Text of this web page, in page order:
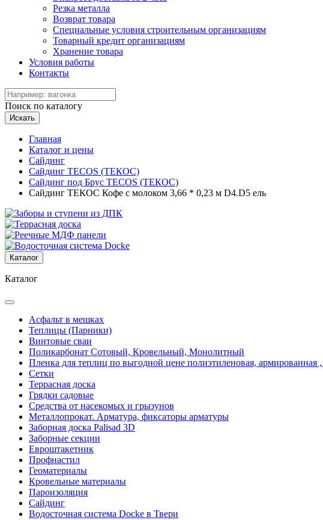
Резка металла
Возврат товара
Специальные условия строительным организациям
Товарный кредит организациям
Хранение товара
Условия работы
Контакты
Поиск по каталогу
Искать
Главная
Каталог и цены
Сайдинг
Сайдинг TECOS (ТЕКОС)
Сайдинг под Брус TECOS (ТЕКОС)
Сайдинг ТЕКОС Кофе с молоком 3,66 * 0,23 м D4.D5 ель
Каталог
Каталог
Асфальт в мешках
Теплицы (Парники)
Винтовые сваи
Поликарбонат Сотовый, Кровельный, Монолитный
Пленка для теплиц по выгодной цене полиэтиленовая, армированная
Сетки
Террасная доска
Грядки садовые
Средства от насекомых и грызунов
Металлопрокат. Арматура, фиксаторы арматуры
Заборная доска Palisad 3D
Заборные секции
Евроштакетник
Профнастил
Геоматериалы
Кровельные материалы
Пароизоляция
Сайдинг
Водосточная система Docke в Твери